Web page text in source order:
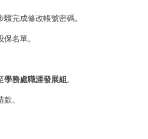
完成修改帳號密碼。
名單。
學務處職涯發展組 。
。